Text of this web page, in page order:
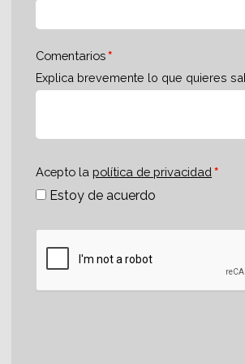
Comentarios
Explica brevemente lo que quieres
Acepto la política de privacidad
Estoy de acuerdo